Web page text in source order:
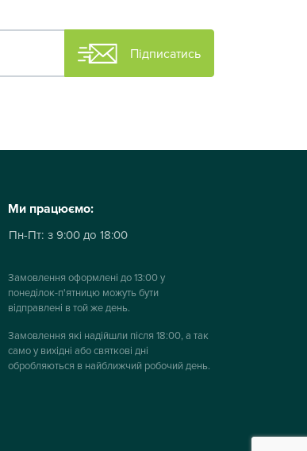
Підписатись
Ми працюємо:
Пн-Пт: з 9:00 до 18:00
Замовлення оформлені до 13:00 у
понеділок-п'ятницю можуть бути
відправлені в той же день.
Замовлення які надійшли після 18:00, а так
само у вихідні або святкові дні
обробляються в найближчий робочий день.